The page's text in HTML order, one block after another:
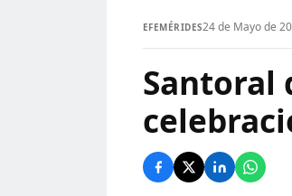
EFEMÉRIDES24 de Mayo de
Santoral